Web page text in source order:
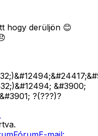
hogy derüljön 😊
&#3900;
?(???)?